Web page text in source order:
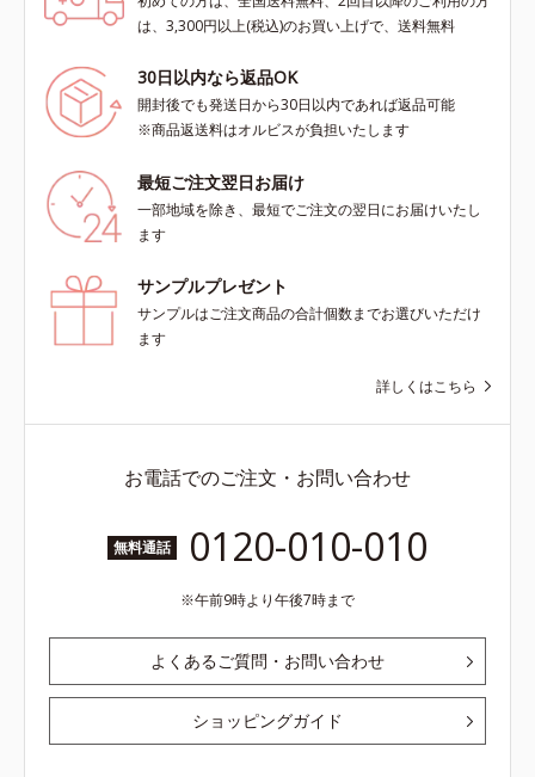
は、3,300円以上(税込)のお買い上げで、送料無料
30日以内なら返品OK
開封後でも発送日から30日以内であれば返品可能
※商品返送料はオルビスが負担いたします
最短ご注文翌日お届け
一部地域を除き、最短でご注文の翌日にお届けいたし
ます
サンプルプレゼント
サンプルはご注文商品の合計個数までお選びいただけ
ます
詳しくはこちら
お電話でのご注文・お問い合わせ
無料通話 0120-010-010
午前9時より午後7時まで
よくあるご質問・お問い合わせ
ショッピングガイド